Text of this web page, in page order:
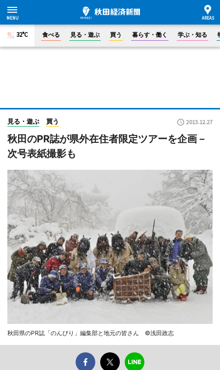
32°C 食べる 見る・遊ぶ 買う 暮らす・働く 学ぶ・知る
見る・遊ぶ 買う 2013.12.27
秋田のPR誌が県外在住者限定ツアーを企画－
次号表紙撮影も
秋田県のPR誌「のんびり」編集部と地元の皆さん ©浅田政志